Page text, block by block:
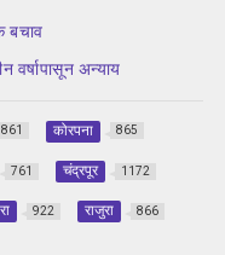
बचाव
वर्षापासून अन्याय
861 कोरपना 865
761 चंद्रपूर 1172
922 राजुरा 866